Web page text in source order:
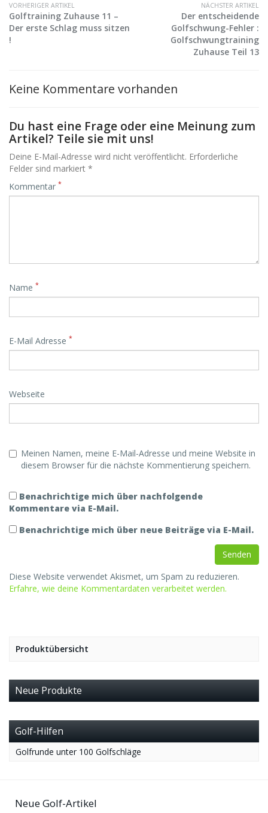
VORHERIGER ARTIKEL
Golftraining Zuhause 11 –
Der erste Schlag muss sitzen
!
NÄCHSTER ARTIKEL
Der entscheidende
Golfschwung-Fehler :
Golfschwungtraining
Zuhause Teil 13
Keine Kommentare vorhanden
Du hast eine Frage oder eine Meinung zum
Artikel? Teile sie mit uns!
Deine E-Mail-Adresse wird nicht veröffentlicht. Erforderliche
Felder sind markiert *
Kommentar *
Name *
E-Mail Adresse *
Webseite
Meinen Namen, meine E-Mail-Adresse und meine Website in
diesem Browser für die nächste Kommentierung speichern.
Benachrichtige mich über nachfolgende
Kommentare via E-Mail.
Benachrichtige mich über neue Beiträge via E-Mail.
Diese Website verwendet Akismet, um Spam zu reduzieren.
Erfahre, wie deine Kommentardaten verarbeitet werden.
Produktübersicht
Neue Produkte
Golf-Hilfen
Golfrunde unter 100 Golfschläge
Neue Golf-Artikel